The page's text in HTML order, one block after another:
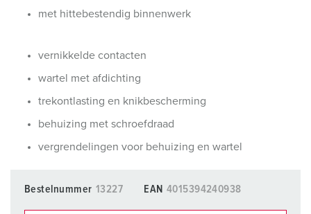
met hittebestendig binnenwerk
vernikkelde contacten
wartel met afdichting
trekontlasting en knikbescherming
behuizing met schroefdraad
vergrendelingen voor behuizing en wartel
Bestelnummer 13227 EAN 4015394240938